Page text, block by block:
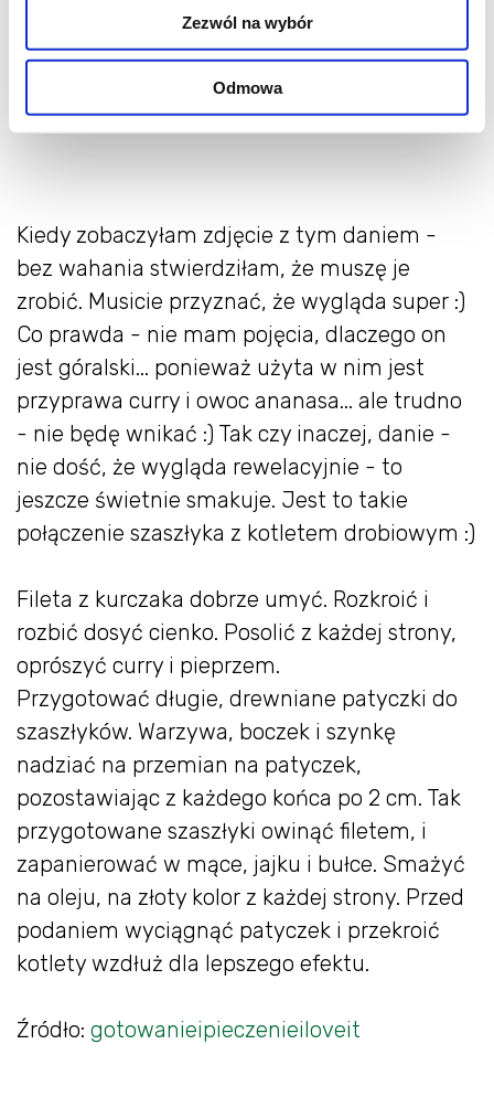
Zezwól na wybór
Odmowa
Kiedy zobaczyłam zdjęcie z tym daniem -
bez wahania stwierdziłam, że muszę je
zrobić. Musicie przyznać, że wygląda super :)
Co prawda - nie mam pojęcia, dlaczego on
jest góralski... ponieważ użyta w nim jest
przyprawa curry i owoc ananasa... ale trudno
- nie będę wnikać :) Tak czy inaczej, danie -
nie dość, że wygląda rewelacyjnie - to
jeszcze świetnie smakuje. Jest to takie
połączenie szaszłyka z kotletem drobiowym :)
Fileta z kurczaka dobrze umyć. Rozkroić i
rozbić dosyć cienko. Posolić z każdej strony,
oprószyć curry i pieprzem.
Przygotować długie, drewniane patyczki do
szaszłyków. Warzywa, boczek i szynkę
nadziać na przemian na patyczek,
pozostawiając z każdego końca po 2 cm. Tak
przygotowane szaszłyki owinąć filetem, i
zapanierować w mące, jajku i bułce. Smażyć
na oleju, na złoty kolor z każdej strony. Przed
podaniem wyciągnąć patyczek i przekroić
kotlety wzdłuż dla lepszego efektu.
Źródło: gotowanieipieczenieiloveit